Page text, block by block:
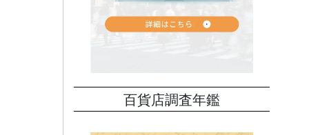
百貨店調査年鑑